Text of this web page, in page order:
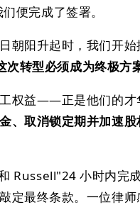
便完成了签署。
朝阳升起时，我们开
次转型必须成为终极方
权益——正是他们的
、取消锁定期并加速
Russell"24 小时内完
定最终条款。一位律